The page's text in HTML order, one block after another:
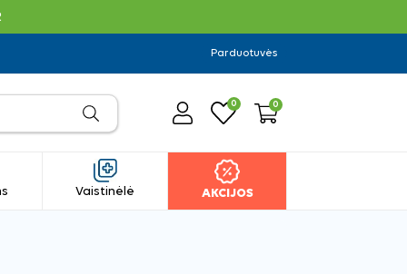
Parduotuvės
0 0
Vaistinėlė AKCIJOS